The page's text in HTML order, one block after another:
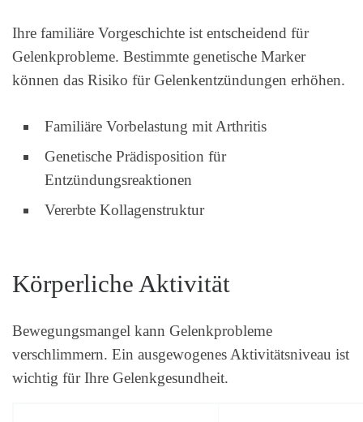
Ihre familiäre Vorgeschichte ist entscheidend für
Gelenkprobleme. Bestimmte genetische Marker
können das Risiko für Gelenkentzündungen erhöhen.
Familiäre Vorbelastung mit Arthritis
Genetische Prädisposition für
Entzündungsreaktionen
Vererbte Kollagenstruktur
Körperliche Aktivität
Bewegungsmangel kann Gelenkprobleme
verschlimmern. Ein ausgewogenes Aktivitätsniveau ist
wichtig für Ihre Gelenkgesundheit.